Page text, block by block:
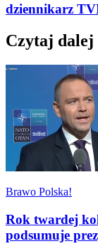
dziennikarz
Czytaj dalej
Brawo Polska!
Rok twardej
podsumuje